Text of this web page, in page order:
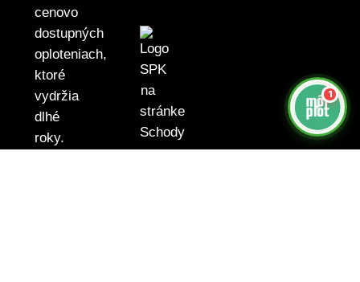
cenovo
dostupných
oploteniach,
ktoré
vydržia
dlhé
roky.